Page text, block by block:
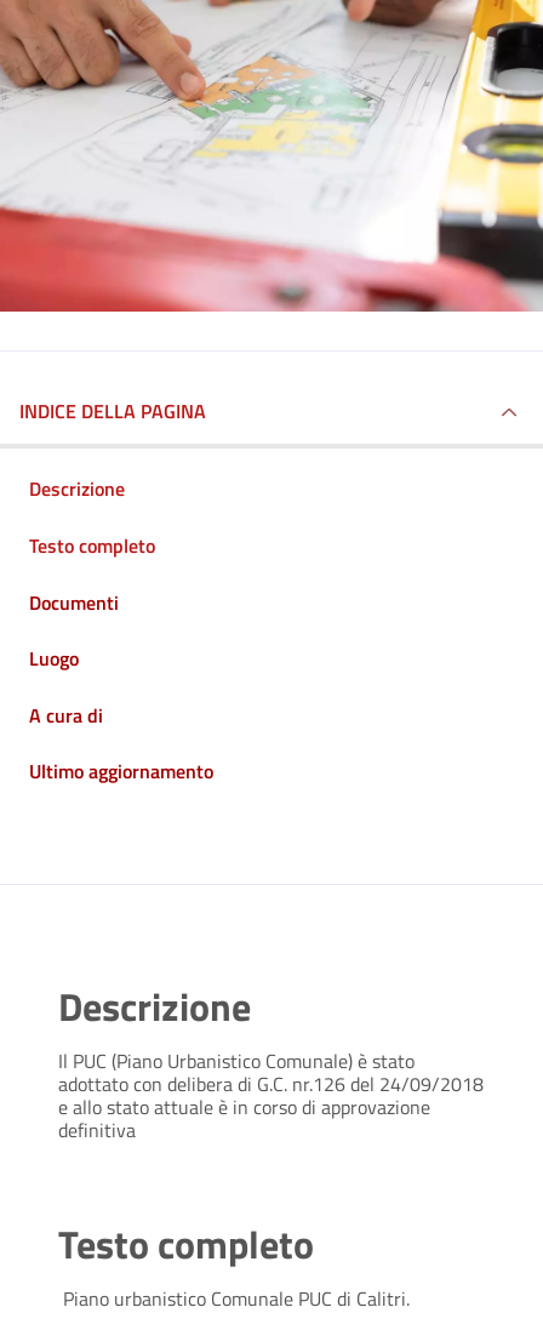
INDICE DELLA PAGINA
Descrizione
Testo completo
Documenti
Luogo
A cura di
Ultimo aggiornamento
Descrizione
Il PUC (Piano Urbanistico Comunale) è stato
adottato con delibera di G.C. nr.126 del 24/09/2018
e allo stato attuale è in corso di approvazione
definitiva
Testo completo
Piano urbanistico Comunale PUC di Calitri.